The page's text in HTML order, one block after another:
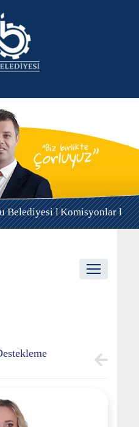
Belediyesi lKomisyonlar l